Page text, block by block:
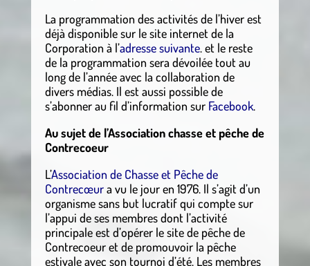
La programmation des activités de l’hiver est
déjà disponible sur le site internet de la
Corporation à l’adresse suivante. et le reste
de la programmation sera dévoilée tout au
long de l’année avec la collaboration de
divers médias. Il est aussi possible de
s’abonner au fil d’information sur Facebook.
Au sujet de l’Association chasse et pêche de
Contrecoeur
L’Association de Chasse et Pêche de
Contrecœura vu le jour en 1976. Il s’agit d’un
organisme sans but lucratif qui compte sur
l’appui de ses membres dont l’activité
principale est d’opérer le site de pêche de
Contrecoeur et de promouvoir la pêche
estivale avec son tournoi d’été. Les membres